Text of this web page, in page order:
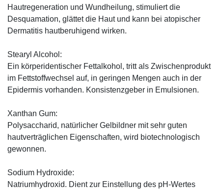
Hautregeneration und Wundheilung, stimuliert die
Desquamation, glättet die Haut und kann bei atopischer
Dermatitis hautberuhigend wirken.
Stearyl Alcohol:
Ein körperidentischer Fettalkohol, tritt als Zwischenprodukt
im Fettstoffwechsel auf, in geringen Mengen auch in der
Epidermis vorhanden. Konsistenzgeber in Emulsionen.
Xanthan Gum:
Polysaccharid, natürlicher Gelbildner mit sehr guten
hautverträglichen Eigenschaften, wird biotechnologisch
gewonnen.
Sodium Hydroxide:
Natriumhydroxid. Dient zur Einstellung des pH-Wertes